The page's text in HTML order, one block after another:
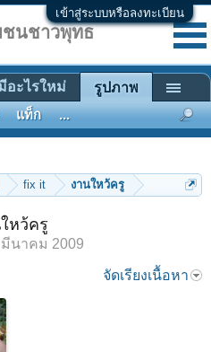
เข้าสู่ระบบหรือลงทะเบียน
fix it งานใหว้ครู
หว้ครู
มีนาคม 2009
จัดเรียงเนื้อหา
นชาวพุทธ
อะไรใหม่ รูปภาพ
แท็ก ...